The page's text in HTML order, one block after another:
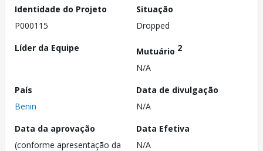
Identidade do Projeto
P000115
Situação
Dropped
Líder da Equipe
Mutuário 2
N/A
País
Benin
Data de divulgação
N/A
Data da aprovação
(conforme apresentação da
Data Efetiva
N/A